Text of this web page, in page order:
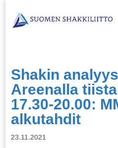
Shakin
Areenalla
17.30-20.00:
alkutahdit
23.11.2021